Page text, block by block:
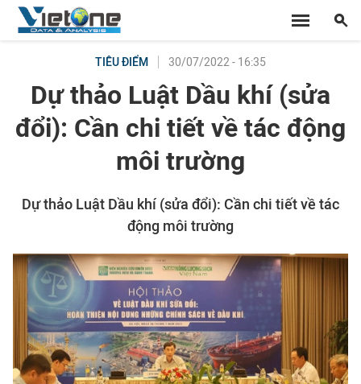
TIÊU ĐIỂM 30/07/2022 - 16:35
Dự thảo Luật Dầu khí (sửa
đổi): Cần chi tiết về tác động
môi trường
Dự thảo Luật Dầu khí (sửa đổi): Cần chi tiết về tác
động môi trường